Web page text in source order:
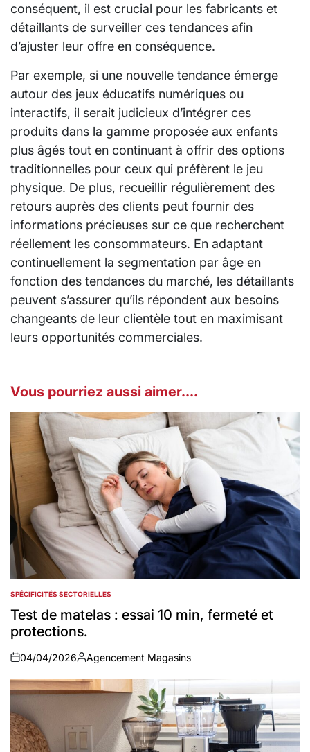
conséquent, il est crucial pour les fabricants et
détaillants de surveiller ces tendances afin
d’ajuster leur offre en conséquence.
Par exemple, si une nouvelle tendance émerge
autour des jeux éducatifs numériques ou
interactifs, il serait judicieux d’intégrer ces
produits dans la gamme proposée aux enfants
plus âgés tout en continuant à offrir des options
traditionnelles pour ceux qui préfèrent le jeu
physique. De plus, recueillir régulièrement des
retours auprès des clients peut fournir des
informations précieuses sur ce que recherchent
réellement les consommateurs. En adaptant
continuellement la segmentation par âge en
fonction des tendances du marché, les détaillants
peuvent s’assurer qu’ils répondent aux besoins
changeants de leur clientèle tout en maximisant
leurs opportunités commerciales.
Vous pourriez aussi aimer....
POSTED
IN
SPÉCIFICITÉS SECTORIELLES
Test de matelas : essai 10 min, fermeté et
protections.
on
04/04/2026
Auteur
Agencement Magasins